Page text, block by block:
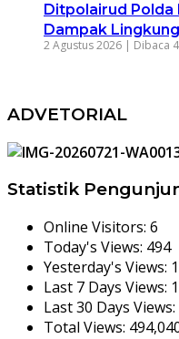
Ditpolairud Polda
Dampak
2 Agustus 2026 | Dibaca
ADVETORIAL
Statistik
Online Visitors: 6
Today's Views: 494
Yesterday's Views:
Last 7 Days Views:
Last 30 Days Views:
Total Views: